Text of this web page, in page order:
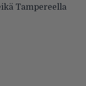
Tampereella